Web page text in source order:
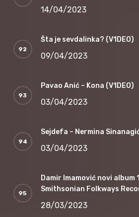
14/04/2023
Šta je sevdalinka? (V1DEO)
09/04/2023
Pavao Anić – Kona (V1DEO)
03/04/2023
Sejdefa – Nermina
03/04/2023
Damir Imamović novi album
Smithsonian Folkways
28/03/2023